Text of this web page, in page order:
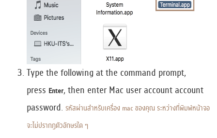
Type the following at the command prompt,
press Enter, then enter Mac user account account
password. รหัสผ่านสำหรับเครื่อง mac ของคุณ ระหว่างที่พิมพ์หน้าจอ
จะไม่ปรากฎตัวอักษรใด ๆ